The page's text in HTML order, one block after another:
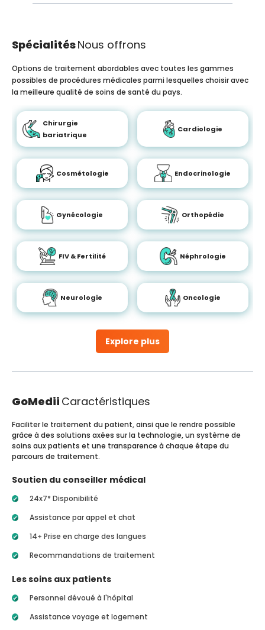
SpécialitésNous offrons
Explore plus
Options de traitement abordables avec toutes les gammes
possibles de procédures médicales parmi lesquelles choisir avec
la meilleure qualité de soins de santé du pays.
Chirurgie
bariatrique
Cardiologie
Cosmétologie Endocrinologie
Gynécologie Orthopédie
FIV & Fertilité Néphrologie
Neurologie Oncologie
GoMedii Caractéristiques
Faciliter le traitement du patient, ainsi que le rendre possible
grâce à des solutions axées sur la technologie, un système de
soins aux patients et une transparence à chaque étape du
parcours de traitement.
Soutien du conseiller médical
24x7* Disponibilité
Assistance par appel et chat
14+ Prise en charge des langues
Recommandations de traitement
Les soins aux patients
Personnel dévoué à l'hôpital
Assistance voyage et logement